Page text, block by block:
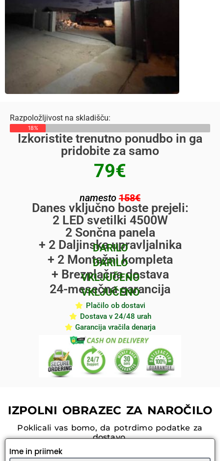
Razpoložljivost na skladišču:
18%
Izkoristite trenutno ponudbo in ga
pridobite za samo
79€
namesto 158€
Danes vključno boste prejeli:
2 LED svetilki 4500W
2 Sončna panela
+ 2 Daljinska upravljalnika
DARILO
+ 2 Montažni kompleta
DARILO
+ Brezplačna dostava
VKLJUČENO
24-mesečna garancija
VKLJUČENO
Plačilo ob dostavi
Dostava v 24/48 urah
Garancija vračila denarja
IZPOLNI OBRAZEC ZA NAROČILO
Poklicali vas bomo, da potrdimo podatke za
dostavo.
Ime in priimek